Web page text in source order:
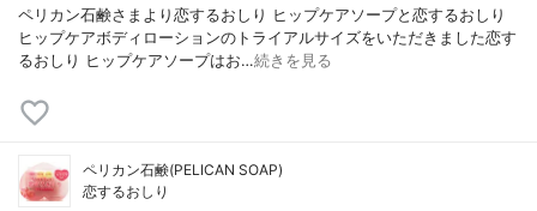
ペリカン石鹸さまより恋するおしり ヒップケアソープと恋するおしり
ヒップケアボディローションのトライアルサイズをいただきました恋す
るおしり ヒップケアソープはお…続きを見る
ペリカン石鹸(PELICAN SOAP)
恋するおしり